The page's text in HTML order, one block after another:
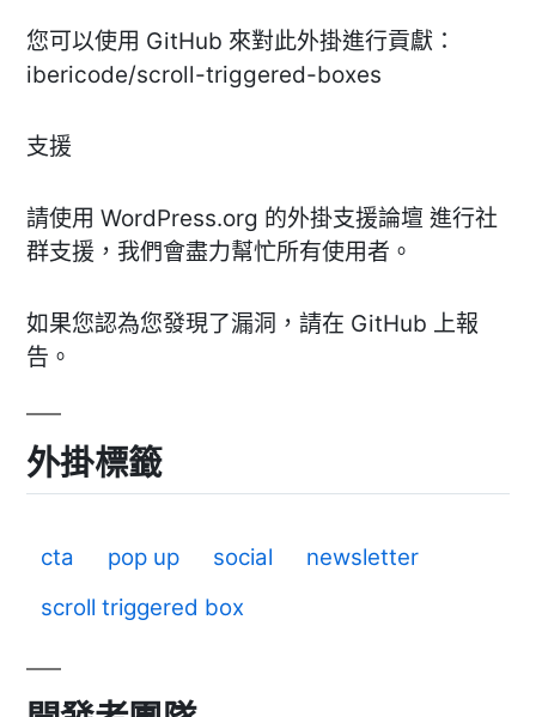
您可以使用 GitHub 來對此外掛進行貢獻：
ibericode/scroll-triggered-boxes
支援
請使用 WordPress.org 的外掛支援論壇 進行社
群支援，我們會盡力幫忙所有使用者。
如果您認為您發現了漏洞，請在 GitHub 上報
告。
外掛標籤
cta pop up social
newsletter
scroll triggered box